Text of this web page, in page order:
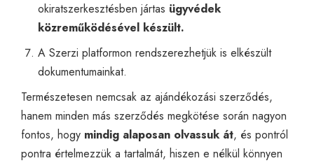
okiratszerkesztésben jártas ügyvédek
közreműködésével készült.
A Szerzi platformon rendszerezhetjük is elkészült
dokumentumainkat.
Természetesen nemcsak az ajándékozási szerződés,
hanem minden más szerződés megkötése során nagyon
fontos, hogy mindig alaposan olvassuk át, és pontról
pontra értelmezzük a tartalmát, hiszen e nélkül könnyen